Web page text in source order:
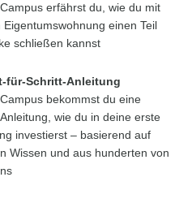
erfährst du, wie du mit
einen Teil
schließen kannst
für-Schritt-Anleitung
bekommst du eine
wie du in deine erste
investierst – basierend auf
Wissen und aus hunderten von